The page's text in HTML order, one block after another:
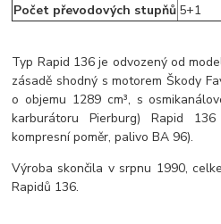
Počet převodových stupňů 5+1
Typ Rapid 136 je odvozený od
zásadě shodný s motorem Škody
o objemu 1289 cm³, s
karburátoru Pierburg) Rapid
kompresní poměr, palivo BA 96).
Výroba skončila v srpnu 1990,
Rapidů 136.